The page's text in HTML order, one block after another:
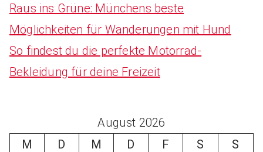
Raus ins Grüne: Münchens beste
Möglichkeiten für Wanderungen mit Hund
So findest du die perfekte Motorrad-
Bekleidung für deine Freizeit
August 2026
M
D M D F S
S